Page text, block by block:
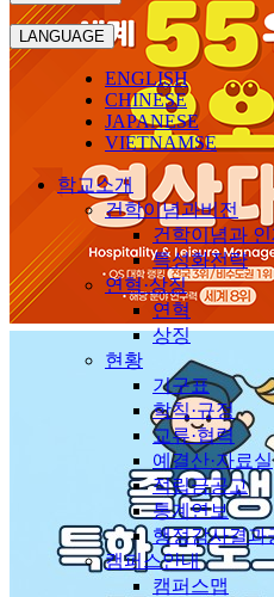
LANGUAGE
ENGLISH
CHINESE
JAPANESE
VIETNAMSE
학교소개
건학이념과비전
건학이념과
특성화전략
연혁·상징
연혁
상징
현황
기구표
학칙·규정
교류·협력
예결산·자료실
적립금공고
통계연보
행정감사결과
캠퍼스안내
캠퍼스맵